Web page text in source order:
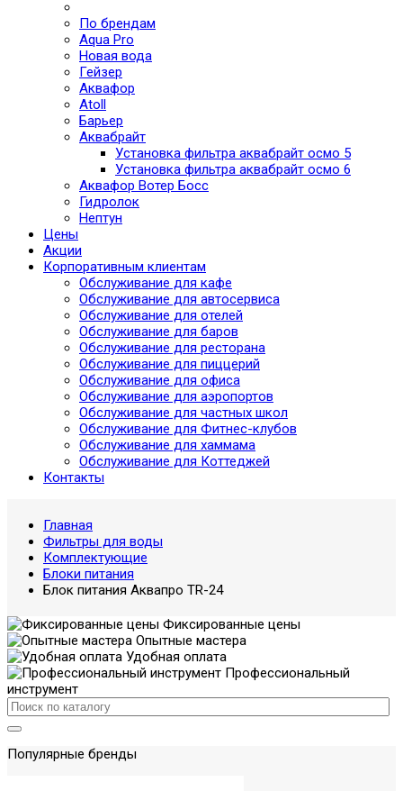
По брендам
Aqua Pro
Новая вода
Гейзер
Аквафор
Atoll
Барьер
Аквабрайт
Установка фильтра аквабрайт осмо 5
Установка фильтра аквабрайт осмо 6
Аквафор Вотер Босс
Гидролок
Нептун
Цены
Акции
Корпоративным клиентам
Обслуживание для кафе
Обслуживание для автосервиса
Обслуживание для отелей
Обслуживание для баров
Обслуживание для ресторана
Обслуживание для пиццерий
Обслуживание для офиса
Обслуживание для аэропортов
Обслуживание для частных школ
Обслуживание для Фитнес-клубов
Обслуживание для хаммама
Обслуживание для Коттеджей
Контакты
Главная
Фильтры для воды
Комплектующие
Блоки питания
Блок питания Аквапро TR-24
Фиксированные цены
Опытные мастера
Удобная оплата
Профессиональный
инструмент
Популярные бренды